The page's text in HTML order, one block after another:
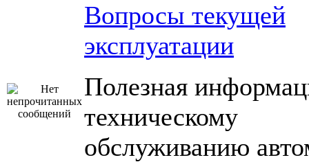
Вопросы текущей
эксплуатации
Полезная
техническому
обслуживанию